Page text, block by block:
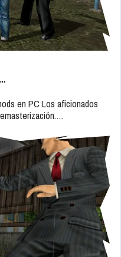
en PC Los aficionados